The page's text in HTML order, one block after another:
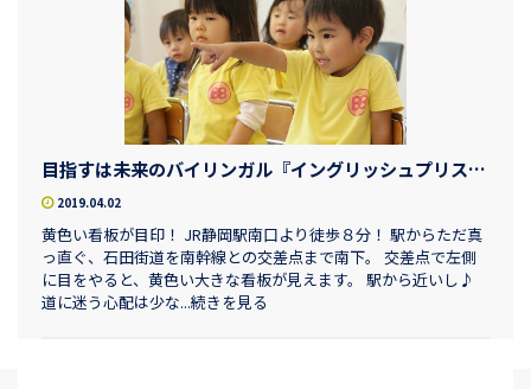
目指すは未来のバイリンガル『イングリッシュプリスクール ベイビーバッハ』
2019.04.02
黄色い看板が目印！ JR静岡駅南口より徒歩８分！ 駅からただ真
っ直ぐ、石田街道を南幹線との交差点まで南下。 交差点で左側
に目をやると、黄色い大きな看板が見えます。 駅から近いし♪
道に迷う心配は少な...続きを見る